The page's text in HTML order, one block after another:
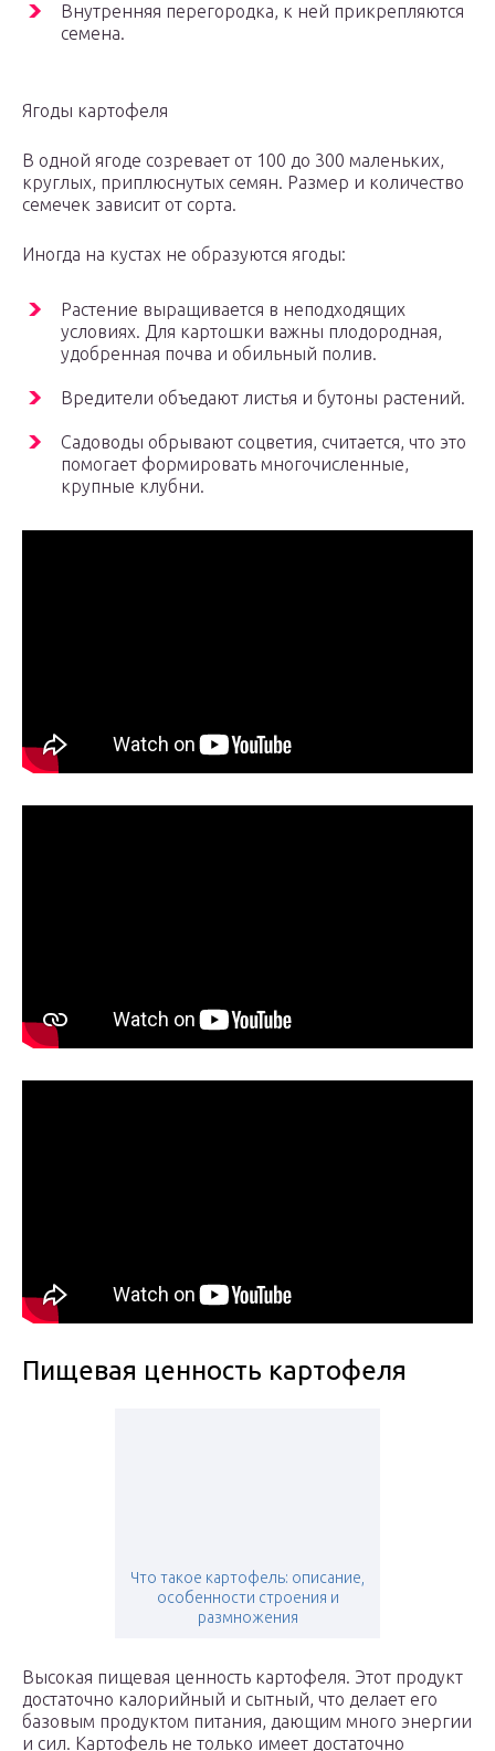
Внутренняя перегородка, к ней прикрепляются
семена.
Ягоды картофеля
В одной ягоде созревает от 100 до 300 маленьких,
круглых, приплюснутых семян. Размер и количество
семечек зависит от сорта.
Иногда на кустах не образуются ягоды:
Растение выращивается в неподходящих
условиях. Для картошки важны плодородная,
удобренная почва и обильный полив.
Вредители объедают листья и бутоны растений.
Садоводы обрывают соцветия, считается, что это
помогает формировать многочисленные,
крупные клубни.
Пищевая ценность картофеля
Что такое картофель: описание,
особенности строения и
размножения
Высокая пищевая ценность картофеля. Этот продукт
достаточно калорийный и сытный, что делает его
базовым продуктом питания, дающим много энергии
и сил. Картофель не только имеет достаточно